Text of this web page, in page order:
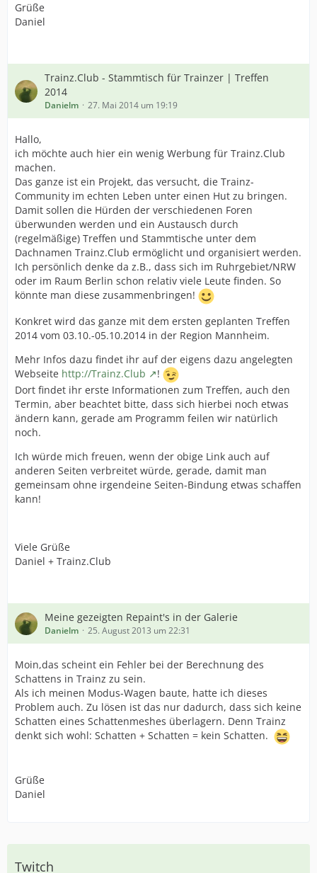
Grüße
Daniel
Trainz.Club - Stammtisch für Trainzer | Treffen
2014
Danielm 27. Mai 2014 um 19:19
Hallo,
ich möchte auch hier ein wenig Werbung für Trainz.Club
machen.
Das ganze ist ein Projekt, das versucht, die Trainz-
Community im echten Leben unter einen Hut zu bringen.
Damit sollen die Hürden der verschiedenen Foren
überwunden werden und ein Austausch durch
(regelmäßige) Treffen und Stammtische unter dem
Dachnamen Trainz.Club ermöglicht und organisiert werden.
Ich persönlich denke da z.B., dass sich im Ruhrgebiet/NRW
oder im Raum Berlin schon relativ viele Leute finden. So
könnte man diese zusammenbringen!
Konkret wird das ganze mit dem ersten geplanten Treffen
2014 vom 03.10.-05.10.2014 in der Region Mannheim.
Mehr Infos dazu findet ihr auf der eigens dazu angelegten
Webseite http://Trainz.Club
!
Dort findet ihr erste Informationen zum Treffen, auch den
Termin, aber beachtet bitte, dass sich hierbei noch etwas
ändern kann, gerade am Programm feilen wir natürlich
noch.
Ich würde mich freuen, wenn der obige Link auch auf
anderen Seiten verbreitet würde, gerade, damit man
gemeinsam ohne irgendeine Seiten-Bindung etwas schaffen
kann!
Viele Grüße
Daniel + Trainz.Club
Meine gezeigten Repaint's in der Galerie
Danielm 25. August 2013 um 22:31
Moin,das scheint ein Fehler bei der Berechnung des
Schattens in Trainz zu sein.
Als ich meinen Modus-Wagen baute, hatte ich dieses
Problem auch. Zu lösen ist das nur dadurch, dass sich keine
Schatten eines Schattenmeshes überlagern. Denn Trainz
denkt sich wohl: Schatten + Schatten = kein Schatten.
Grüße
Daniel
Twitch